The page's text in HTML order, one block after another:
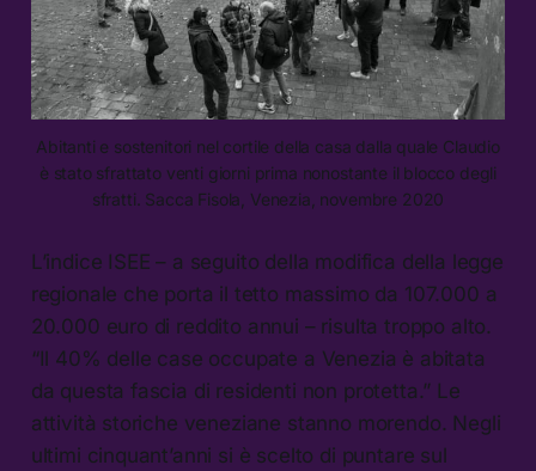
Abitanti e sostenitori nel cortile della casa dalla quale Claudio
è stato sfrattato venti giorni prima nonostante il blocco degli
sfratti. Sacca Fisola, Venezia, novembre 2020
L’indice ISEE – a seguito della modifica della legge
regionale che porta il tetto massimo da 107.000 a
20.000 euro di reddito annui – risulta troppo alto.
“Il 40% delle case occupate a Venezia è abitata
da questa fascia di residenti non protetta.” Le
attività storiche veneziane stanno morendo. Negli
ultimi cinquant’anni si è scelto di puntare sul